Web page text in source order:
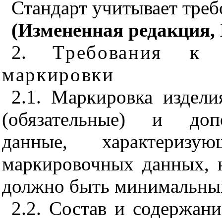
Стандарт учитывает
(Измененная
2.Требования к
маркировки
2.1. Маркировка
(обязательные) и
данные,
маркировочных данных,
должно быть
2.2. Состав и